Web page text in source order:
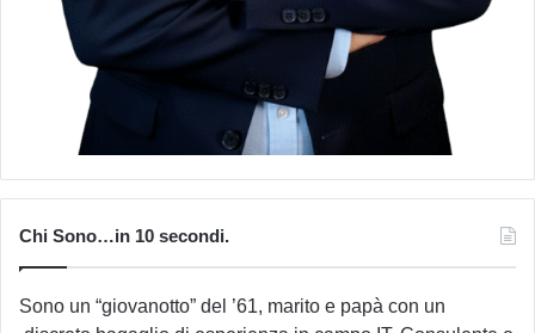
Chi Sono…in 10 secondi.
Sono un “giovanotto” del ’61, marito e papà con un